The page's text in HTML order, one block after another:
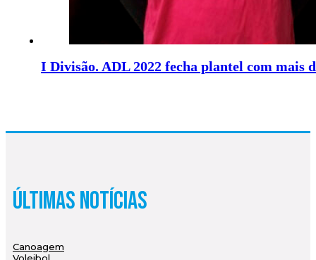
I Divisão. ADL 2022 fecha plantel com mais
Últimas Notícias
Canoagem